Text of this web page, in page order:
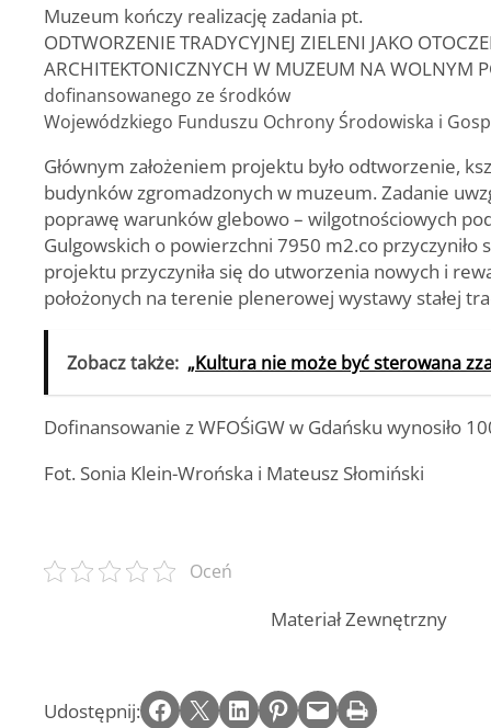
Muzeum kończy realizację zadania pt.
ODTWORZENIE TRADYCYJNEJ ZIELENI JAKO
ARCHITEKTONICZNYCH W MUZEUM NA WOLNYM
dofinansowanego ze środków
Wojewódzkiego Funduszu Ochrony Środowiska i
Głównym założeniem projektu było odtworzenie,
budynków zgromadzonych w muzeum. Zadanie
poprawę warunków glebowo – wilgotnościowych
Gulgowskich o powierzchni 7950 m2.co
projektu przyczyniła się do utworzenia nowych i
położonych na terenie plenerowej wystawy stałej
Zobacz także: „Kultura nie może być sterowana
Dofinansowanie z WFOŚiGW w Gdańsku wynosiło
Fot. Sonia Klein-Wrońska i Mateusz Słomiński
Oceń
Materiał Zewnętrzny
Udostępnij: Share on Facebook Email this Page Share on LinkedIn Share on Pinterest Email this Page Print this Page